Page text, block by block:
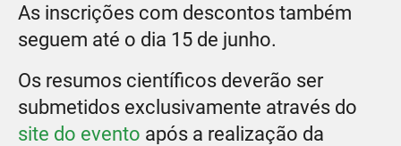
As inscrições com descontos também
seguem até o dia 15 de junho.
Os resumos científicos deverão ser
submetidos exclusivamente através do
site do evento após a realização da